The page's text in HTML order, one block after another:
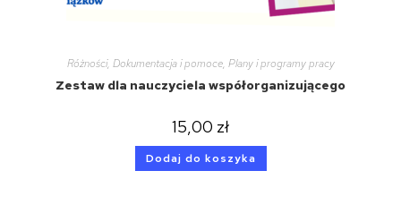
Różności, Dokumentacja i pomoce, Plany i programy pracy
Zestaw dla nauczyciela współorganizującego
15,00 zł
Dodaj do koszyka